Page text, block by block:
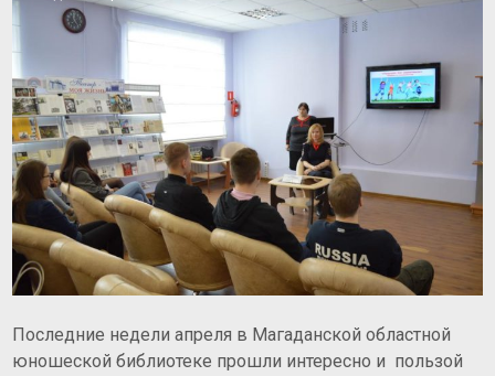
Последние недели апреля в Магаданской областной
юношеской библиотеке прошли интересно и пользой